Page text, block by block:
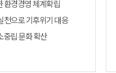
경경영 체계확립
으로 기후위기 대응
립 문화 확산